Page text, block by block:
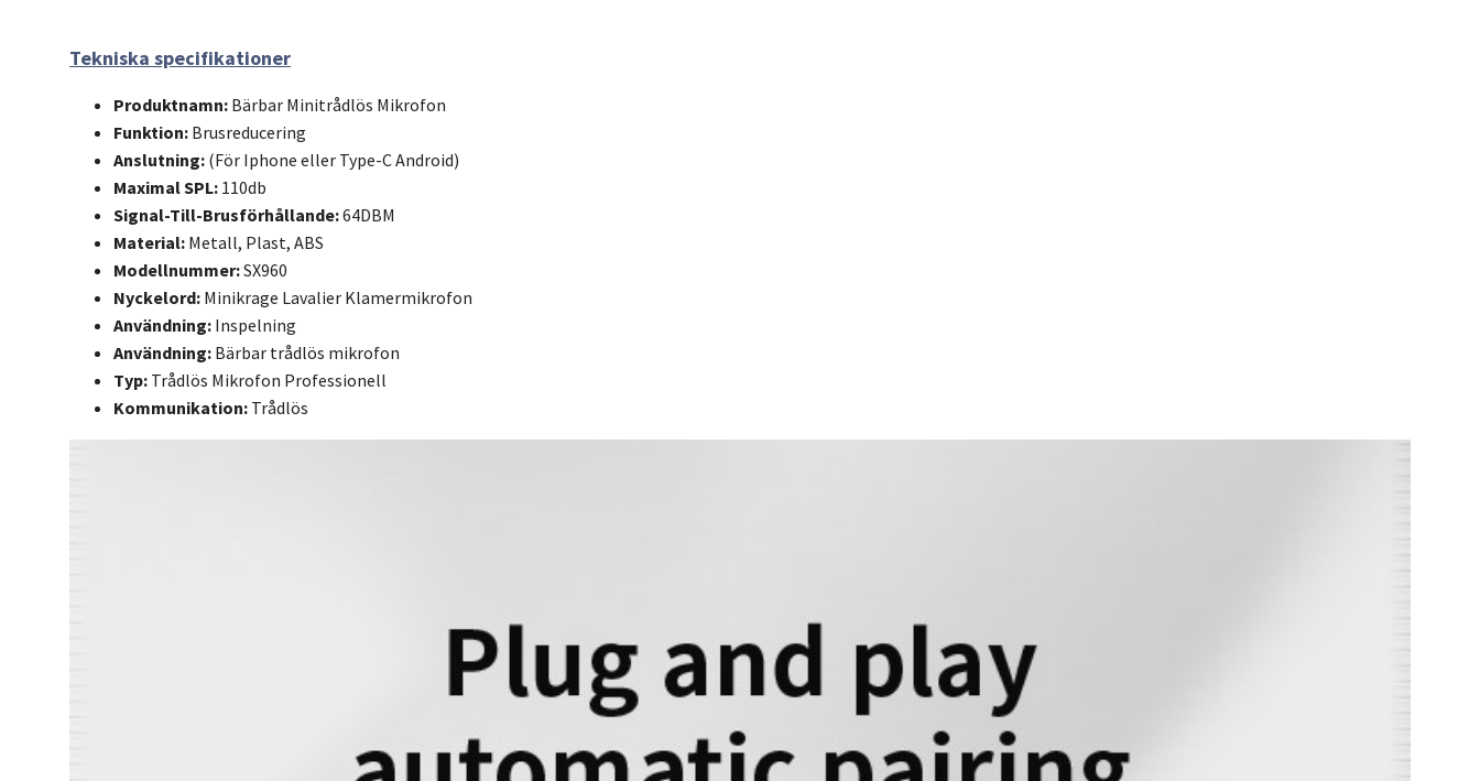
Tekniska specifikationer
Produktnamn: Bärbar Minitrådlös Mikrofon
Funktion: Brusreducering
Anslutning: (För Iphone eller Type-C Android)
Maximal SPL: 110db
Signal-Till-Brusförhållande:64DBM
Material: Metall, Plast, ABS
Modellnummer:SX960
Nyckelord: Minikrage Lavalier Klamermikrofon
Användning: Inspelning
Användning: Bärbar trådlös mikrofon
Typ: Trådlös Mikrofon Professionell
Kommunikation: Trådlös